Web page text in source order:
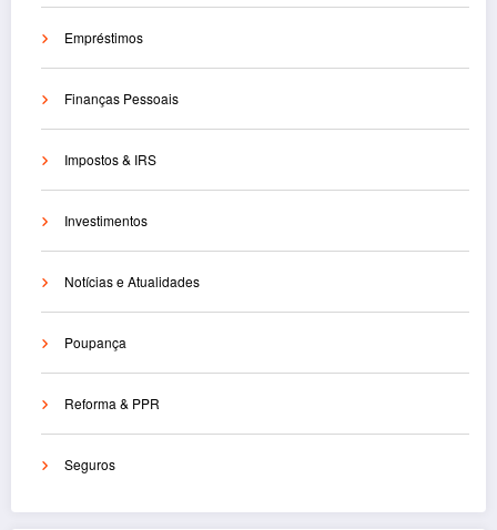
Empréstimos
Finanças Pessoais
Impostos & IRS
Investimentos
Notícias e Atualidades
Poupança
Reforma & PPR
Seguros